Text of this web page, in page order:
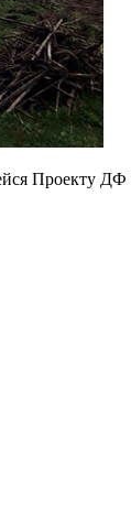
Проекту